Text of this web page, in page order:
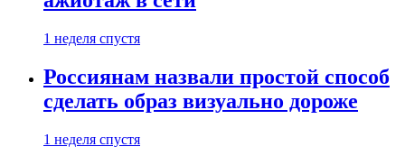
1 неделя спустя
Россиянам назвали простой способ
сделать образ визуально дороже
1 неделя спустя